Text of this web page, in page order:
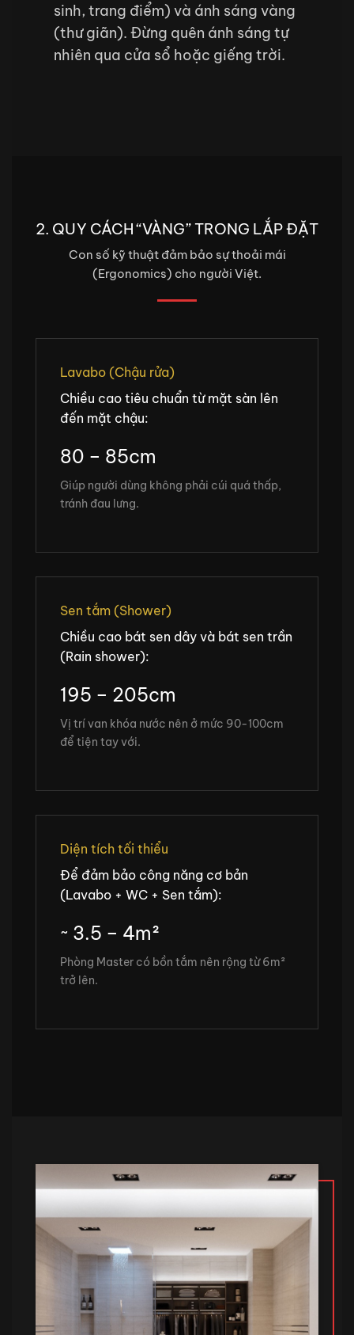
sinh, trang điểm) và ánh sáng vàng
(thư giãn). Đừng quên ánh sáng tự
nhiên qua cửa sổ hoặc giếng trời.
2. QUY CÁCH “VÀNG” TRONG LẮP ĐẶT
Con số kỹ thuật đảm bảo sự thoải mái
(Ergonomics) cho người Việt.
Lavabo (Chậu rửa)
Chiều cao tiêu chuẩn từ mặt sàn lên
đến mặt chậu:
80 – 85cm
Giúp người dùng không phải cúi quá thấp,
tránh đau lưng.
Sen tắm (Shower)
Chiều cao bát sen dây và bát sen trần
(Rain shower):
195 – 205cm
Vị trí van khóa nước nên ở mức 90-100cm
để tiện tay với.
Diện tích tối thiểu
Để đảm bảo công năng cơ bản
(Lavabo + WC + Sen tắm):
~ 3.5 – 4m²
Phòng Master có bồn tắm nên rộng từ 6m²
trở lên.